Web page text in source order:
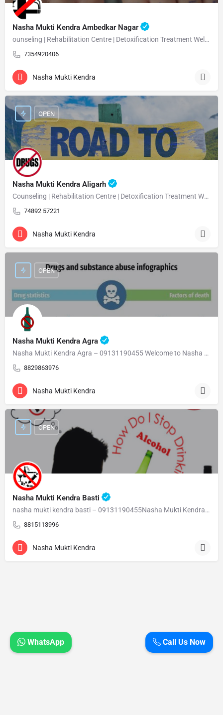
Nasha Mukti Kendra Ambedkar Nagar
ounseling | Rehabilitation Centre | Detoxification Treatment Welcome Nasha Mukti Kendra Ambedkar Nagar –…
7354920406
Nasha Mukti Kendra
Nasha Mukti Kendra Aligarh
Counseling | Rehabilitation Centre | Detoxification Treatment Welcome Nasha Mukti Kendra Aligarh Nasha…
74892 57221
OPEN
Nasha Mukti Kendra
Nasha Mukti Kendra Agra
Nasha Mukti Kendra Agra – 09131190455 Welcome to Nasha Mukti Kendra Agra ( नशा मुक्ति केंद्र आगरा ) हमारे…
8829863976
OPEN
Nasha Mukti Kendra
Nasha Mukti Kendra Basti
nasha mukti kendra basti – 09131190455Nasha Mukti Kendra Basti – 09131190455 Welcome to Nasha Mukti…
8815113996
OPEN
Nasha Mukti Kendra
Call Us Now
WhatsApp